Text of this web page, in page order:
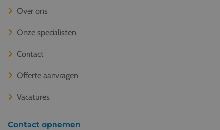
Over ons
Onze specialisten
Contact
Offerte aanvragen
Vacatures
Contact opnemen